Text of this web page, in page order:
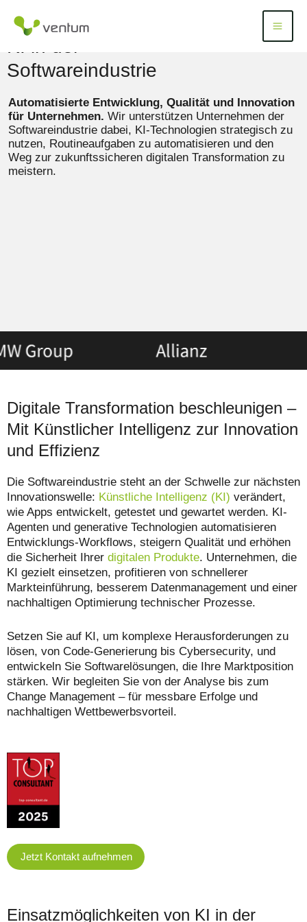
Inhalt
springen
Softwareindustrie
Automatisierte Entwicklung, Qualität und Innovation
für Unternehmen. Wir unterstützen Unternehmen der
Softwareindustrie dabei, KI-Technologien strategisch zu
nutzen, Routineaufgaben zu automatisieren und den
Weg zur zukunftssicheren digitalen Transformation zu
meistern.
Digitale Transformation beschleunigen –
Mit Künstlicher Intelligenz zur Innovation
und Effizienz
Die Softwareindustrie steht an der Schwelle zur nächsten
Innovationswelle: Künstliche Intelligenz (KI) verändert,
wie Apps entwickelt, getestet und gewartet werden. KI-
Agenten und generative Technologien automatisieren
Entwicklungs-Workflows, steigern Qualität und erhöhen
die Sicherheit Ihrer digitalen Produkte. Unternehmen, die
KI gezielt einsetzen, profitieren von schnellerer
Markteinführung, besserem Datenmanagement und einer
nachhaltigen Optimierung technischer Prozesse.
Setzen Sie auf KI, um komplexe Herausforderungen zu
lösen, von Code-Generierung bis Cybersecurity, und
entwickeln Sie Softwarelösungen, die Ihre Marktposition
stärken. Wir begleiten Sie von der Analyse bis zum
Change Management – für messbare Erfolge und
nachhaltigen Wettbewerbsvorteil.
Jetzt Kontakt aufnehmen
Einsatzmöglichkeiten von KI in der